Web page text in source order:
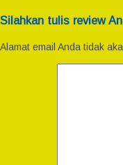
Silahkan tulis review
Alamat email Anda tidak